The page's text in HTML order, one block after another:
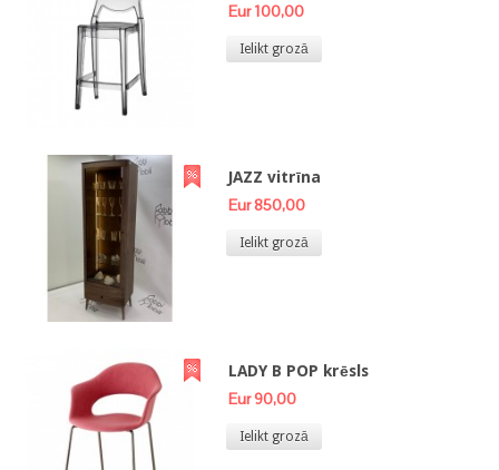
Eur 100,00
Ielikt grozā
JAZZ vitrīna
Eur 850,00
Ielikt grozā
LADY B POP krēsls
Eur 90,00
Ielikt grozā